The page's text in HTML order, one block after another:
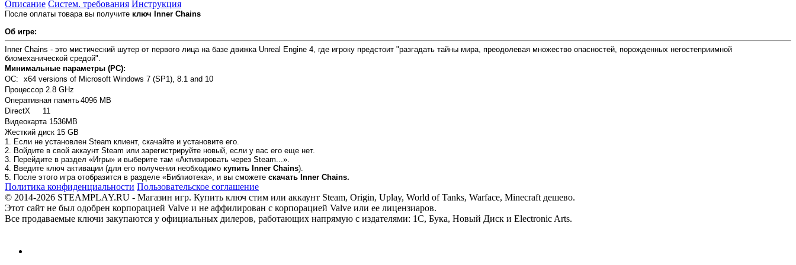
Описание Систем. требования Инструкция
После оплаты товара вы получите ключ Inner Chains
Об игре:
Inner Chains - это мистический шутер от первого лица на базе движка Unreal Engine 4, где игроку предстоит "разгадать тайны мира, преодолевая множество опасностей, порожденных негостеприимной
биомеханической средой".
Минимальные параметры (PC):
ОС:
x64 versions of Microsoft Windows 7 (SP1), 8.1 and 10
Процессор 2.8 GHz
Оперативная память4096 MB
DirectX
11
Видеокарта 1536MB
Жесткий диск 15 GB
1. Если не установлен Steam клиент, скачайте и установите его.
2. Войдите в свой аккаунт Steam или зарегистрируйте новый, если у вас его еще нет.
3. Перейдите в раздел «Игры» и выберите там «Активировать через Steam...».
4. Введите ключ активации (для его получения необходимо купить Inner Chains).
5. После этого игра отобразится в разделе «Библиотека», и вы сможете скачать Inner Chains.
Политика конфиденциальности Пользовательское соглашение
© 2014-2026 STEAMPLAY.RU - Магазин игр. Купить ключ стим или аккаунт Steam, Origin, Uplay, World of Tanks, Warface, Minecraft дешево.
Этот сайт не был одобрен корпорацией Valve и не аффилирован с корпорацией Valve или ее лицензиаров.
Все продаваемые ключи закупаются у официальных дилеров, работающих напрямую с издателями: 1С, Бука, Новый Диск и Electronic Arts.